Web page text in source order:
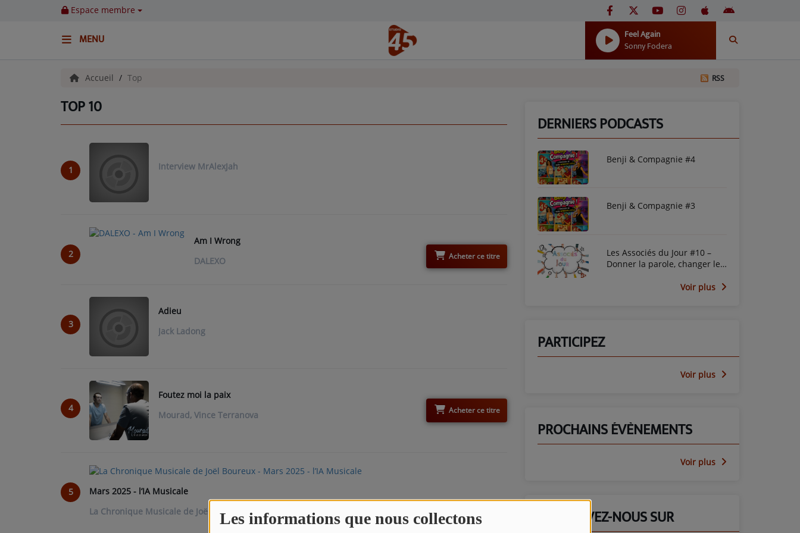
Les informations que nous collectons
Espace membre
MENU
Feel Again
Sonny Fodera
GIEN, SA FABULEUSE HISTOIRE
LA CHRONIQUE ENVIRONNEMENTALE
LA CHRONIQUE MUSICALE
"SI ON CHANTAIT", L'ÉMISSION
Accueil Top RSS
TOP 10
1 Interview MrAlexJah
2
Am I Wrong
DALEXO
Acheter ce titre
3
Adieu
Jack Ladong
4
Foutez moi la paix
Mourad, Vince Terranova
Acheter ce titre
5
Mars 2025 - l’IA Musicale
La Chronique Musicale de Joël Boureux
DERNIERS PODCASTS
Benji & Compagnie #4
Benji & Compagnie #3
Les Associés du Jour #10 –
Donner la parole, changer le
Voir plus
PARTICIPEZ
Voir plus
PROCHAINS ÉVÈNEMENTS
Voir plus
RETROUVEZ-NOUS SUR